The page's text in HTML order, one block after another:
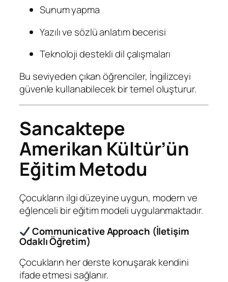
Sunum yapma
Yazılı ve sözlü anlatım becerisi
Teknoloji destekli dil çalışmaları
Bu seviyeden çıkan öğrenciler, İngilizceyi
güvenle kullanabilecek bir temel oluşturur.
Sancaktepe
Amerikan Kültür’ün
Eğitim Metodu
Çocukların ilgi düzeyine uygun, modern ve
eğlenceli bir eğitim modeli uygulanmaktadır.
Communicative Approach (İletişim
Odaklı Öğretim)
Çocukların her derste konuşarak kendini
ifade etmesi sağlanır.